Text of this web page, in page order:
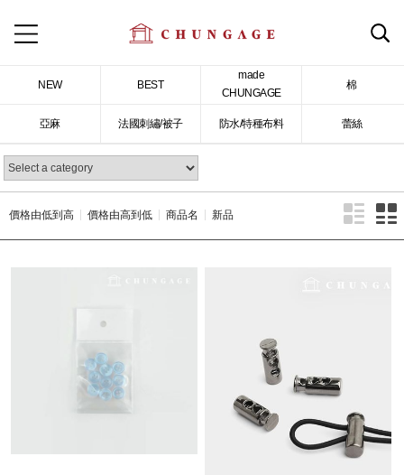
NEW BEST
made
CHUNGAGE
棉
亞麻 法國刺繡/被子 防水/特種布料 蕾絲
價格由低到高 價格由高到低 商品名 新品